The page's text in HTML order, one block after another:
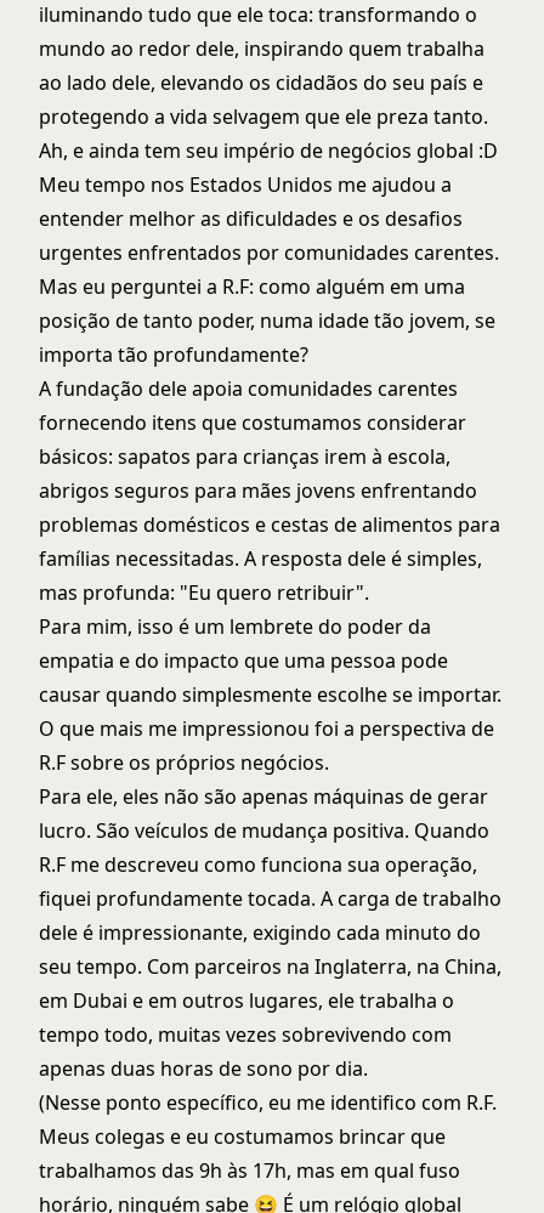
iluminando tudo que ele toca: transformando o
mundo ao redor dele, inspirando quem trabalha
ao lado dele, elevando os cidadãos do seu país e
protegendo a vida selvagem que ele preza tanto.
Ah, e ainda tem seu império de negócios global :D
Meu tempo nos Estados Unidos me ajudou a
entender melhor as dificuldades e os desafios
urgentes enfrentados por comunidades carentes.
Mas eu perguntei a R.F: como alguém em uma
posição de tanto poder, numa idade tão jovem, se
importa tão profundamente?
A fundação dele apoia comunidades carentes
fornecendo itens que costumamos considerar
básicos: sapatos para crianças irem à escola,
abrigos seguros para mães jovens enfrentando
problemas domésticos e cestas de alimentos para
famílias necessitadas. A resposta dele é simples,
mas profunda: "Eu quero retribuir".
Para mim, isso é um lembrete do poder da
empatia e do impacto que uma pessoa pode
causar quando simplesmente escolhe se importar.
O que mais me impressionou foi a perspectiva de
R.F sobre os próprios negócios.
Para ele, eles não são apenas máquinas de gerar
lucro. São veículos de mudança positiva. Quando
R.F me descreveu como funciona sua operação,
fiquei profundamente tocada. A carga de trabalho
dele é impressionante, exigindo cada minuto do
seu tempo. Com parceiros na Inglaterra, na China,
em Dubai e em outros lugares, ele trabalha o
tempo todo, muitas vezes sobrevivendo com
apenas duas horas de sono por dia.
(Nesse ponto específico, eu me identifico com R.F.
Meus colegas e eu costumamos brincar que
trabalhamos das 9h às 17h, mas em qual fuso
horário, ninguém sabe 😆 É um relógio global